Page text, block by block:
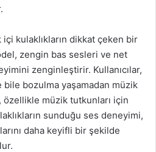
kulaklıkların dikkat çeken bir
zengin bas sesleri ve net
zenginleştirir. Kullanıcılar,
bozulma yaşamadan müzik
müzik tutkunları için
sunduğu ses deneyimi,
daha keyifli bir şekilde